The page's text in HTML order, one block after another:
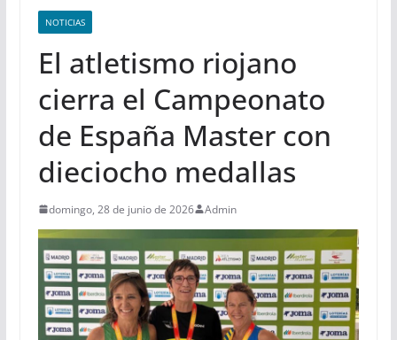
NOTICIAS
El atletismo riojano
cierra el Campeonato
de España Master con
dieciocho medallas
domingo, 28 de junio de 2026 Admin